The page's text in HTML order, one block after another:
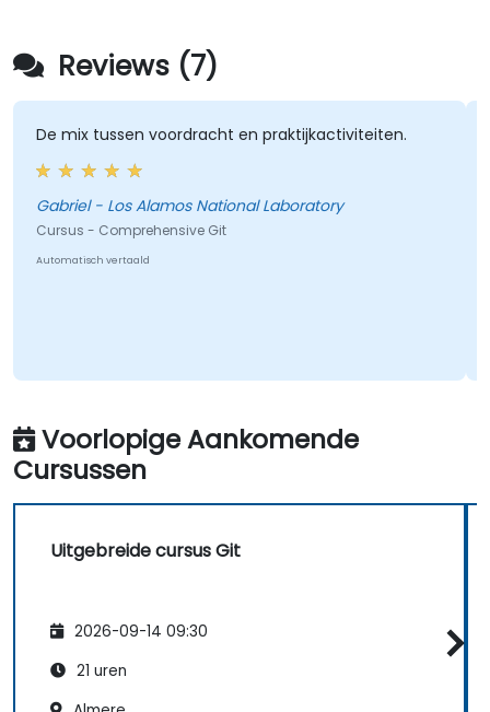
Reviews (7)
De mix tussen voordracht en praktijkactiviteiten.
Gabriel - Los Alamos National Laboratory
Cursus - Comprehensive Git
Automatisch vertaald
Voorlopige Aankomende
Cursussen
Uitgebreide cursus Git
2026-09-14 09:30
21 uren